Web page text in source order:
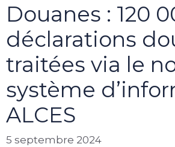
Douanes : 120
déclarations
traitées via le
système
ALCES
5 septembre 2024